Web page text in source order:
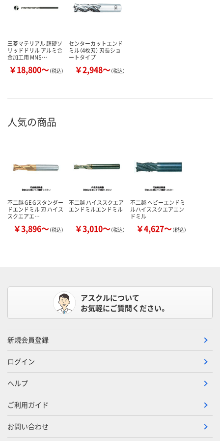
三菱マテリアル 超硬ソ
リッドドリル アルミ合
金加工用 MNS…
￥18,800～（税込）
センターカットエンド
ミル（4枚刃） 刃長ショ
ートタイプ
￥2,948～（税込）
人気の商品
不二越 GE Gスタンダー
ドエンドミル 刃 ハイス
スクエアエ…
￥3,896～（税込）
不二越 ハイススクエア
エンドミルエンドミル
￥3,010～（税込）
不二越 ヘビーエンドミ
ルハイススクエアエン
ドミル
￥4,627～（税込）
アスクルについて
お気軽にご質問ください。
新規会員登録
ログイン
ヘルプ
ご利用ガイド
お問い合わせ